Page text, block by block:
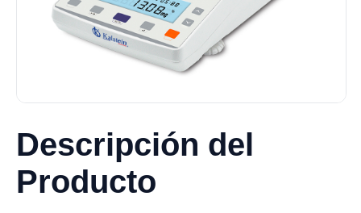
Descripción del
Producto